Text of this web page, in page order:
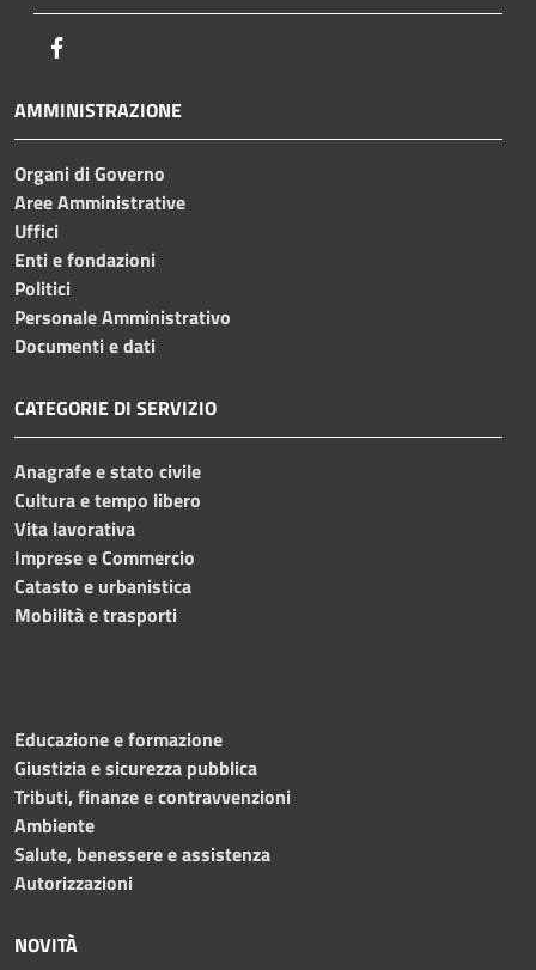
AMMINISTRAZIONE
Organi di Governo
Aree Amministrative
Uffici
Enti e fondazioni
Politici
Personale Amministrativo
Documenti e dati
CATEGORIE DI SERVIZIO
Anagrafe e stato civile
Cultura e tempo libero
Vita lavorativa
Imprese e Commercio
Catasto e urbanistica
Mobilità e trasporti
Educazione e formazione
Giustizia e sicurezza pubblica
Tributi, finanze e contravvenzioni
Ambiente
Salute, benessere e assistenza
Autorizzazioni
NOVITÀ